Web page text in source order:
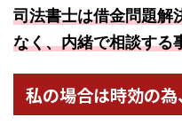
司法書士は借金問題解
なく、内緒で相談する
私の場合は時効の